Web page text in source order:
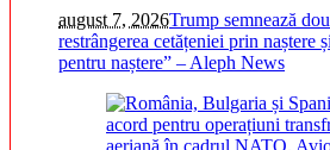
august 7, 2026Trump semnează
restrângerea cetățeniei prin naștere
pentru naștere” – Aleph News